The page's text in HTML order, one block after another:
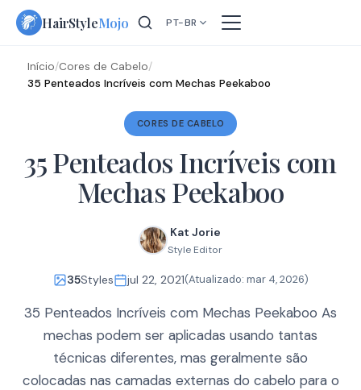
Skip
HairStyleMojo PT-BR
Início/Cores de Cabelo/
35 Penteados Incríveis com Mechas Peekaboo
CORES DE CABELO
35 Penteados Incríveis com
Mechas Peekaboo
Kat Jorie
Style Editor
35Styles jul 22, 2021(Atualizado: mar 4, 2026)
35 Penteados Incríveis com Mechas Peekaboo As
mechas podem ser aplicadas usando tantas
técnicas diferentes, mas geralmente são
colocadas nas camadas externas do cabelo para o